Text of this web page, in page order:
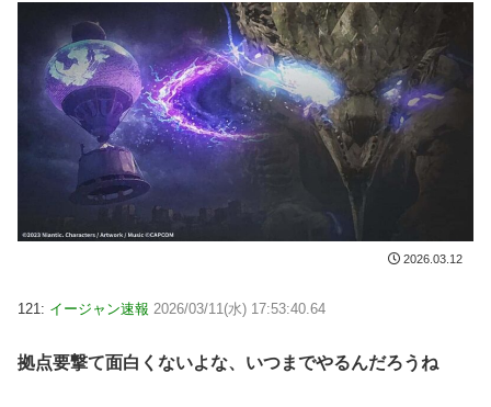
2026.03.12
121: イージャン速報 2026/03/11(水) 17:53:40.64
拠点要撃て面白くないよな、いつまでやるんだろうね